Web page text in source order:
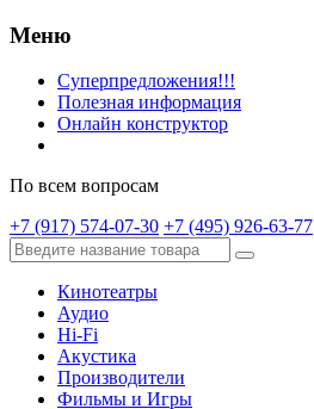
Меню
Суперпредложения!!!
Полезная информация
Онлайн конструктор
По всем вопросам
+7 (917) 574-07-30 +7 (495) 926-63-77
Кинотеатры
Аудио
Hi-Fi
Акустика
Производители
Фильмы и Игры